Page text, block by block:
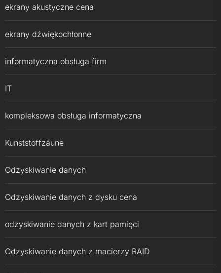
ekrany akustyczne cena
ekrany dźwiękochłonne
informatyczna obsługa firm
IT
kompleksowa obsługa informatyczna
Kunststoffzäune
Odzyskiwanie danych
Odzyskiwanie danych z dysku cena
odzyskiwanie danych z kart pamięci
Odzyskiwanie danych z macierzy RAID